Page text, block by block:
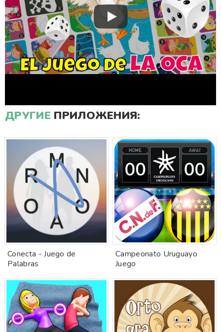
ДРУГИЕ ПРИЛОЖЕНИЯ:
Conecta - Juego de
Palabras
Campeonato Uruguayo
Juego